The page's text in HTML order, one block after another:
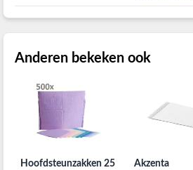
Anderen bekeken ook
Hoofdsteunzakken 25
Akzenta